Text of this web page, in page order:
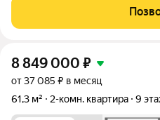
розе ветров, природному
проекта и качественному
8 849 000 ₽
от 37 085 ₽ в месяц
61,3 м²
2-комн. квартира 9